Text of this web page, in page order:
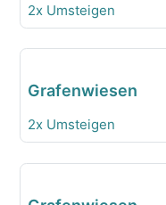
2x Umsteigen
Grafenwiesen
2x Umsteigen